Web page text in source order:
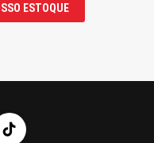
ESTOQUE